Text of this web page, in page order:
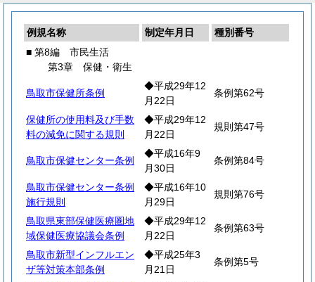
例規名称 制定年月日
種別番号
■ 第8編 市民生活
第3章 保健・衛生
鳥取市保健所条例
◆平成29年12
月22日
条例第62号
保健所の使用料及び手数
料の減免に関する規則
◆平成29年12
月22日
規則第47号
鳥取市保健センター条例
◆平成16年9
月30日
条例第84号
鳥取市保健センター条例
施行規則
◆平成16年10
月29日
規則第76号
鳥取県東部保健医療圏地
域保健医療協議会条例
◆平成29年12
月22日
条例第63号
鳥取市新型インフルエン
ザ等対策本部条例
◆平成25年3
月21日
条例第5号